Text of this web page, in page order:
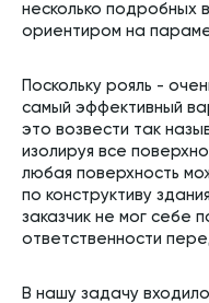
несколько подробных
ориентиром на
Поскольку рояль -
самый эффективный
это возвести так
изолируя все
любая поверхность
по конструктиву
заказчик не мог себе
ответственности
В нашу задачу